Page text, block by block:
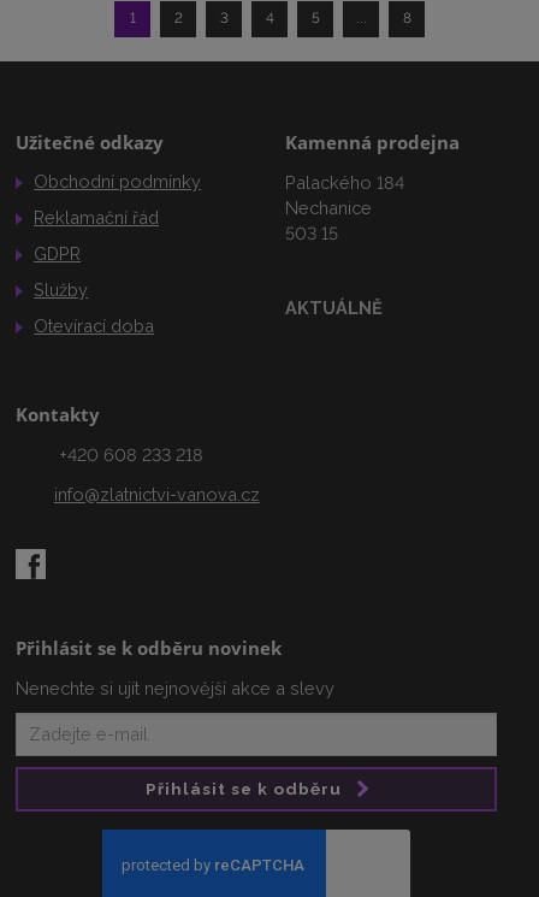
1 2 3 4 5 8
Užitečné odkazy
Obchodní podmínky
Reklamační řád
GDPR
Služby
Otevírací doba
Kamenná prodejna
Palackého 184
Nechanice
503 15
AKTUÁLNĚ
Kontakty
+420 608 233 218
info@zlatnictvi-vanova.cz
Přihlásit se k odběru novinek
Nenechte si ujít nejnovější akce a slevy
Přihlásit se k odběru